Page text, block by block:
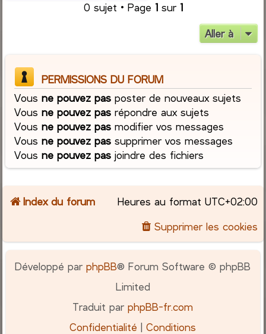
0 sujet • Page 1sur 1
Aller à
PERMISSIONS DU FORUM
Vousne pouvez pas poster de nouveaux sujets
Vousne pouvez pas répondre aux sujets
Vousne pouvez pas modifier vos messages
Vousne pouvez pas supprimer vos messages
Vousne pouvez pas joindre des fichiers
Index du forum Heures au format UTC+02:00
Supprimer les cookies
Développé parphpBB® Forum Software © phpBB
Limited
Traduit parphpBB-fr.com
Confidentialité |Conditions